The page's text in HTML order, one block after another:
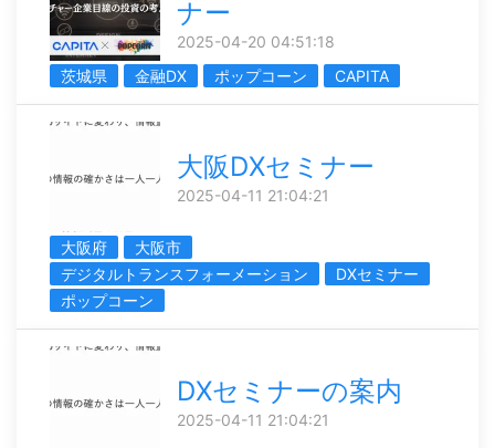
ナー
2025-04-20 04:51:18
茨城県
金融DX ポップコーン CAPITA
大阪DXセミナー
2025-04-11 21:04:21
大阪府
大阪市
デジタルトランスフォーメーション
DXセミナー
ポップコーン
DXセミナーの案内
2025-04-11 21:04:21